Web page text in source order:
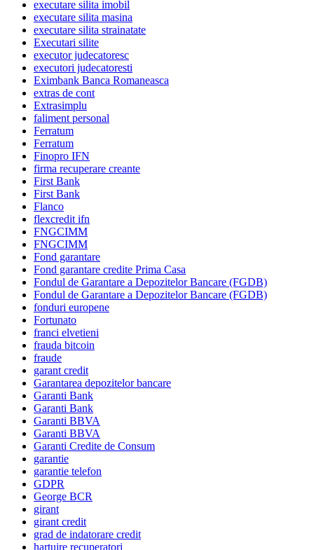
executare silita imobil
executare silita masina
executare silita strainatate
Executari silite
executor judecatoresc
executori judecatoresti
Eximbank Banca Romaneasca
extras de cont
Extrasimplu
faliment personal
Ferratum
Ferratum
Finopro IFN
firma recuperare creante
First Bank
First Bank
Flanco
flexcredit ifn
FNGCIMM
FNGCIMM
Fond garantare
Fond garantare credite Prima Casa
Fondul de Garantare a Depozitelor Bancare (FGDB)
Fondul de Garantare a Depozitelor Bancare (FGDB)
fonduri europene
Fortunato
franci elvetieni
frauda bitcoin
fraude
garant credit
Garantarea depozitelor bancare
Garanti Bank
Garanti Bank
Garanti BBVA
Garanti BBVA
Garanti Credite de Consum
garantie
garantie telefon
GDPR
George BCR
girant
girant credit
grad de indatorare credit
hartuire recuperatori